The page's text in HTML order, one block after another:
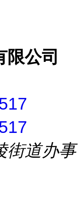
公司
街道办事